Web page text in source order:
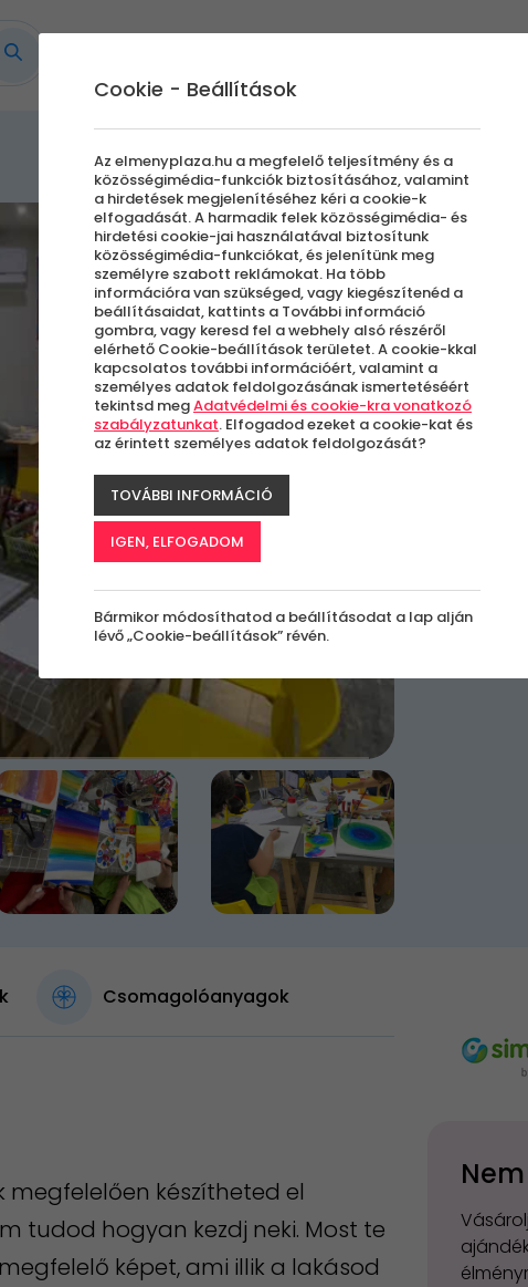
Csomagolóanyagok
készítheted el
tudod hogyan kezdj neki. Most te
képet, ami illik a lakásod
Cookie - Beállítások
Az elmenyplaza.hu a megfelelő teljesítmény és a
közösségimédia-funkciók biztosításához, valamint
a hirdetések megjelenítéséhez kéri a cookie-k
elfogadását. A harmadik felek közösségimédia- és
hirdetési cookie-jai használatával biztosítunk
közösségimédia-funkciókat, és jelenítünk meg
személyre szabott reklámokat. Ha több
információra van szükséged, vagy kiegészítenéd a
beállításaidat, kattints a További információ
gombra, vagy keresd fel a webhely alsó részéről
elérhető Cookie-beállítások területet. A cookie-kkal
kapcsolatos további információért, valamint a
személyes adatok feldolgozásának ismertetéséért
tekintsd megAdatvédelmi és cookie-kra vonatkozó
szabályzatunkat. Elfogadod ezeket a cookie-kat és
az érintett személyes adatok feldolgozását?
TOVÁBBI INFORMÁCIÓ
IGEN, ELFOGADOM
Bármikor módosíthatod a beállításodat a lap alján
lévő „Cookie-beállítások” révén.